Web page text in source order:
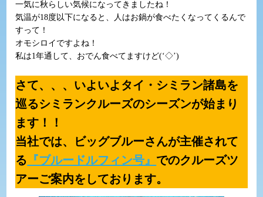
一気に秋らしい気候になってきましたね！
気温が18度以下になると、人はお鍋が食べたくなってくるんで
すって！
オモシロイですよね！
私は1年通して、おでん食べてますけど(‘◇’)ゞ
さて、、、いよいよタイ・シミラン諸島を
巡るシミランクルーズのシーズンが始まり
ます！！
当社では、ビッグブルーさんが主催されて
る 『ブルードルフィン号』 でのクルーズツ
アーご案内をしております。